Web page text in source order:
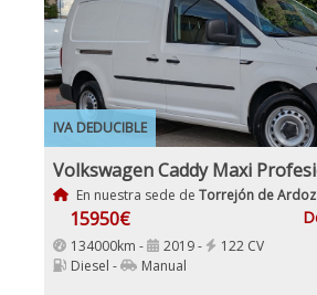
IVA DEDUCIBLE
En nuestra sede de Torrejón de Ardoz
15950€
134000km - 2019 -
122 CV
Diesel -
Manual